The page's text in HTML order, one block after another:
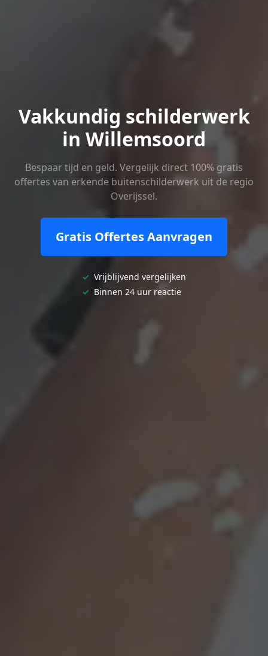
Vakkundig schilderwerk
in Willemsoord
Bespaar tijd en geld. Vergelijk direct 100% gratis
offertes van erkende buitenschilderwerk uit de regio
Overijssel.
Gratis Offertes Aanvragen
✓ Vrijblijvend vergelijken
✓ Binnen 24 uur reactie